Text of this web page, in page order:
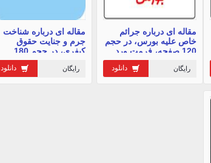
مقاله ای درباره جرائم
خاص علیه بورس، در حجم
120 صفحه، فرمت ورد
دانلود رایگان
مقاله ای درباره شناخت
جرم و جنایت حقوق
کیفری، در حجم 180
دانلود رایگان